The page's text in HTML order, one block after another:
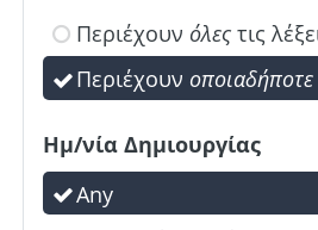
Περιέχουν όλες τις
Περιέχουν οποιαδήποτε
Ημ/νία Δημιουργίας
Any